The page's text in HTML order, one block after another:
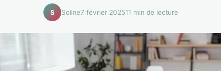
S Soline7 février 202511 min de lecture